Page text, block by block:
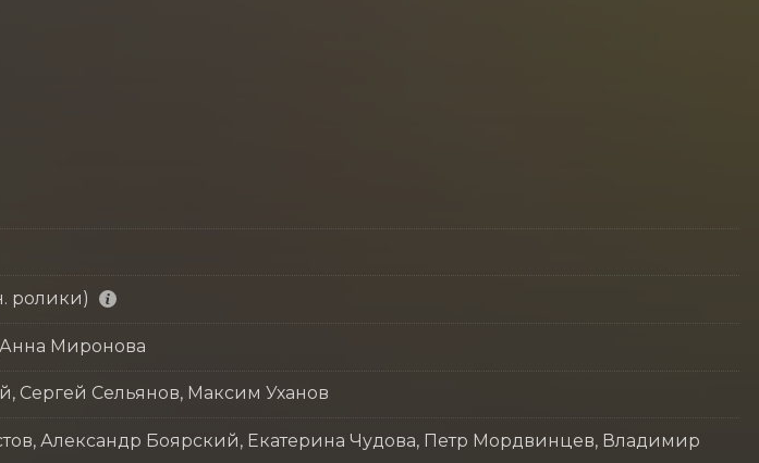
ролики)
Анна Миронова
Сергей Сельянов, Максим Уханов
Александр Боярский, Екатерина Чудова, Петр Мордвинцев, Владимир